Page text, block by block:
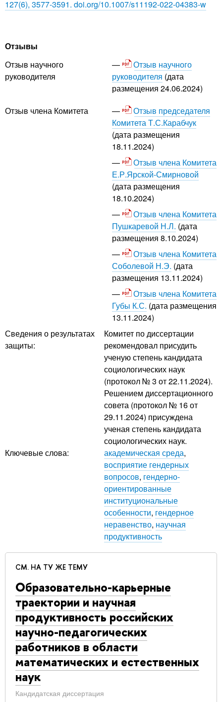
127(6), 3577-3591. doi.org/10.1007/s11192-022-04383-w
Отзывы
Отзыв научного
руководителя
Отзыв научного
руководителя (дата
размещения 24.06.2024)
Отзыв члена Комитета
Отзыв председателя
Комитета Т.С.Карабчук
(дата размещения
18.11.2024)
Отзыв члена Комитета
Е.Р.Ярской-Смирновой
(дата размещения
18.10.2024)
Отзыв члена Комитета
Пушкаревой Н.Л. (дата
размещения 8.10.2024)
Отзыв члена Комитета
Соболевой Н.Э. (дата
размещения 13.11.2024)
Отзыв члена Комитета
Губы К.С. (дата размещения
13.11.2024)
Сведения о результатах
защиты:
Комитет по диссертации
рекомендовал присудить
ученую степень кандидата
социологических наук
(протокол № 3 от 22.11.2024).
Решением диссертационного
совета (протокол № 16 от
29.11.2024) присуждена
ученая степень кандидата
социологических наук.
Ключевые слова:
академическая среда,
восприятие гендерных
вопросов, гендерно-
ориентированные
институциональные
особенности, гендерное
неравенство, научная
продуктивность
СМ. НА ТУ ЖЕ ТЕМУ
Образовательно-карьерные
траектории и научная
продуктивность российских
научно-педагогических
работников в области
математических и естественных
наук
Кандидатская диссертация